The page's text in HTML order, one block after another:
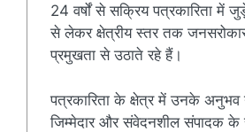
24 वर्षों से सक्रिय पत्रकारिता में
से लेकर क्षेत्रीय स्तर तक
प्रमुखता से उठाते रहे हैं।
पत्रकारिता के क्षेत्र में उनके
जिम्मेदार और संवेदनशील संपादक के